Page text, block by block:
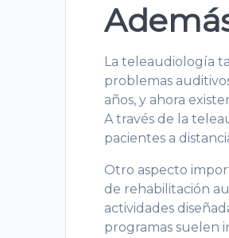
La teleaudiología
problemas
años, y ahora
A través de la
pacientes a
Otro aspecto
de rehabilitación
actividades
programas suelen